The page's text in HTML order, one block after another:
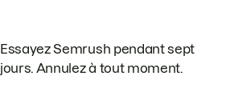
Essayez Semrush pendant sept
jours. Annulez à tout moment.